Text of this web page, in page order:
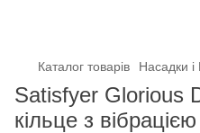
Каталог товарів Насадки і
Satisfyer Glorious
кільце з вібрацією